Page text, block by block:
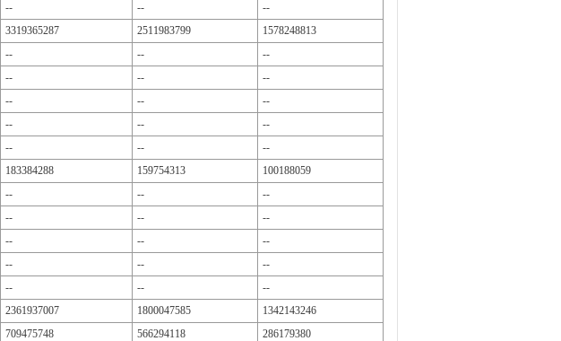
-- --
--
3319365287 2511983799
1578248813
-- --
--
-- --
--
-- --
--
-- --
--
-- --
--
183384288 159754313
100188059
-- --
--
-- --
--
-- --
--
-- --
--
-- --
--
2361937007 1800047585
1342143246
709475748 566294118
286179380